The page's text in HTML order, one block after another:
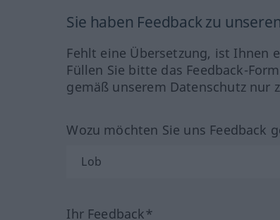
Sie haben Feedback zu
Fehlt eine Übersetzung, ist Ihnen
Füllen Sie bitte das Feedback-
gemäß unserem Datenschutz nur
Wozu möchten Sie uns Feedback
Ihr Feedback*